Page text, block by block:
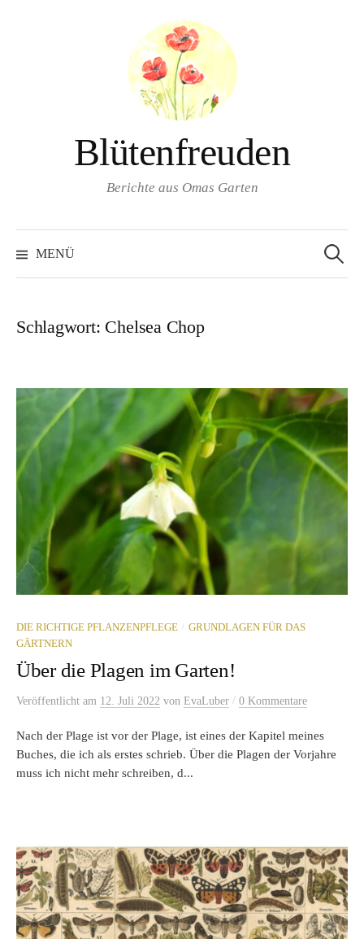
Blütenfreuden
Berichte aus Omas Garten
MENÜ
nach:
Schlagwort: Chelsea Chop
DIE RICHTIGE PFLANZENPFLEGE / GRUNDLAGEN FÜR DAS
GÄRTNERN
Über die Plagen im Garten!
Veröffentlicht am 12. Juli 2022 von EvaLuber / 0 Kommentare
Nach der Plage ist vor der Plage, ist eines der Kapitel meines
Buches, die ich als erstes schrieb. Über die Plagen der Vorjahre
muss ich nicht mehr schreiben, d...